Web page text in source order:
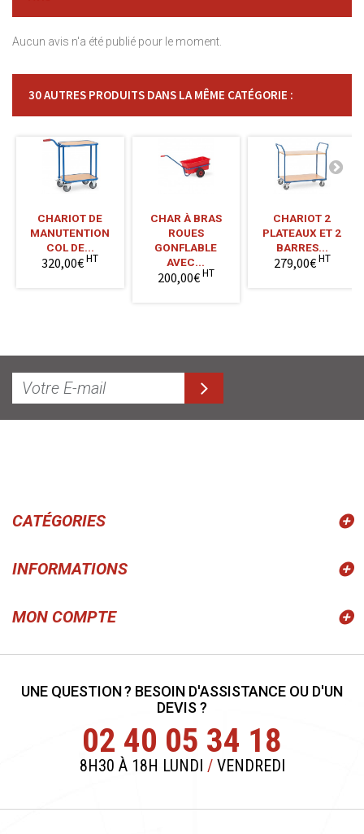
Aucun avis n'a été publié pour le moment.
30 AUTRES PRODUITS DANS LA MÊME CATÉGORIE :
CHARIOT DE
MANUTENTION
COL DE...
320,00€HT
CHAR À BRAS
ROUES
GONFLABLE
AVEC...
200,00€HT
CHARIOT 2
PLATEAUX ET 2
BARRES...
279,00€HT
CATÉGORIES
INFORMATIONS
MON COMPTE
UNE QUESTION ? BESOIN D'ASSISTANCE OU D'UN
DEVIS ?
02 40 05 34 18
8H30 À 18H LUNDI /VENDREDI